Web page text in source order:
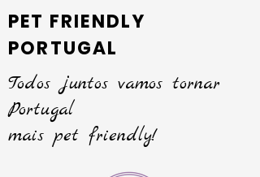
PET FRIENDLY
PORTUGAL
Todos juntos vamos tornar
Portugal
mais pet friendly!